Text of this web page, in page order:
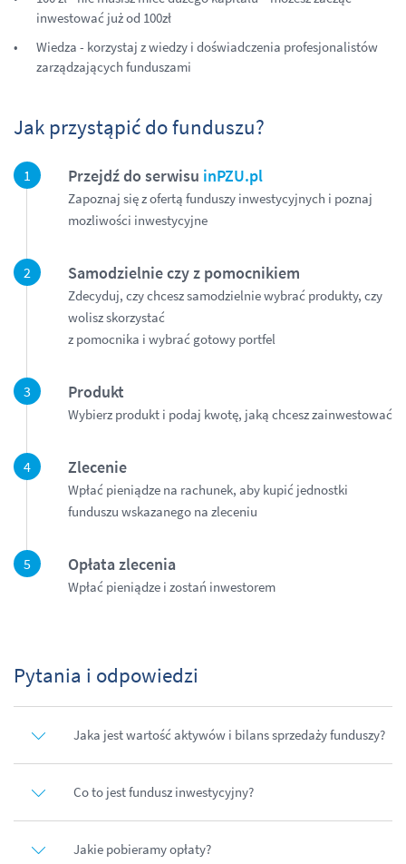
inwestować już od 100zł
Wiedza - korzystaj z wiedzy i doświadczenia profesjonalistów
zarządzających funduszami
Jak przystąpić do funduszu?
Przejdź do serwisu inPZU.pl
Zapoznaj się z ofertą funduszy inwestycyjnych i poznaj
mozliwości inwestycyjne
Samodzielnie czy z pomocnikiem
Zdecyduj, czy chcesz samodzielnie wybrać produkty, czy
wolisz skorzystać
z pomocnika i wybrać gotowy portfel
Produkt
Wybierz produkt i podaj kwotę, jaką chcesz zainwestować
Zlecenie
Wpłać pieniądze na rachunek, aby kupić jednostki
funduszu wskazanego na zleceniu
Opłata zlecenia
Wpłać pieniądze i zostań inwestorem
Pytania i odpowiedzi
Jaka jest wartość aktywów i bilans sprzedaży funduszy?
Co to jest fundusz inwestycyjny?
Jakie pobieramy opłaty?